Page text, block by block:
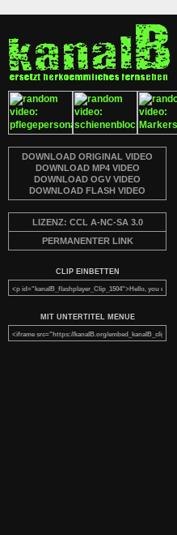
DOWNLOAD ORIGINAL VIDEO
DOWNLOAD MP4 VIDEO
DOWNLOAD OGV VIDEO
DOWNLOAD FLASH VIDEO
LIZENZ: CCL A-NC-SA 3.0
PERMANENTER LINK
CLIP EINBETTEN
MIT UNTERTITEL MENUE